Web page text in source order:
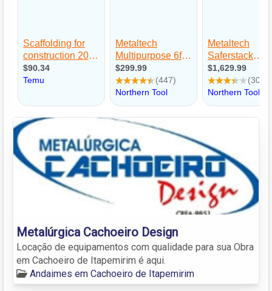
Metalúrgica Cachoeiro Design
Locação de equipamentos com qualidade para sua Obra
em Cachoeiro de Itapemirim é aqui.
Andaimes em Cachoeiro de Itapemirim